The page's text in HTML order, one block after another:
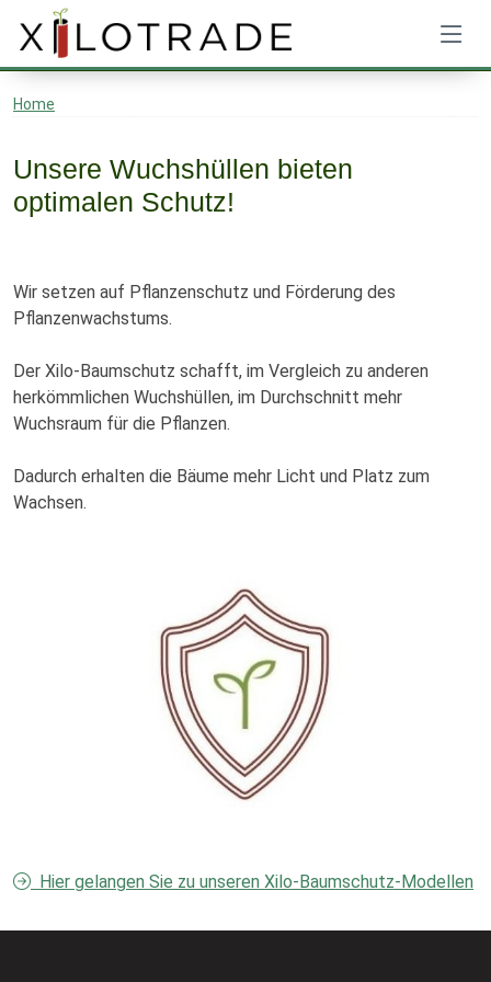
Home
Unsere Wuchshüllen bieten
optimalen Schutz!
Wir setzen auf Pflanzenschutz und Förderung des
Pflanzenwachstums.
Der Xilo-Baumschutz schafft, im Vergleich zu anderen
herkömmlichen Wuchshüllen, im Durchschnitt mehr
Wuchsraum für die Pflanzen.
Dadurch erhalten die Bäume mehr Licht und Platz zum
Wachsen.
Hier gelangen Sie zu unseren Xilo-Baumschutz-Modellen